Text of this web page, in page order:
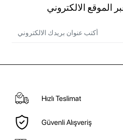
الموقع الالكتروني
Hızlı Teslimat
Güvenli Alışveriş